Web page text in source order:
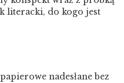
literacki, do kogo jest
nadesłane bez